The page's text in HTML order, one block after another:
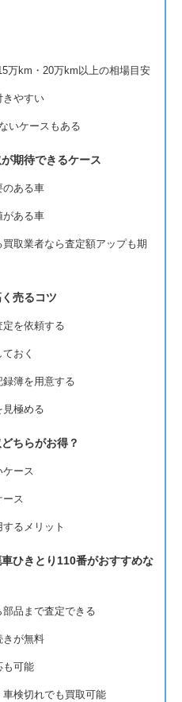
万km・20万km以上の相場目安
きやすい
いケースもある
期待できるケース
のある車
がある車
取業者なら査定額アップも期
売るコツ
を依頼する
おく
簿を用意する
見極める
ちらがお得？
ケース
ース
るメリット
ひきとり110番がおすすめな
品まで査定できる
きが無料
も可能
検切れでも買取可能